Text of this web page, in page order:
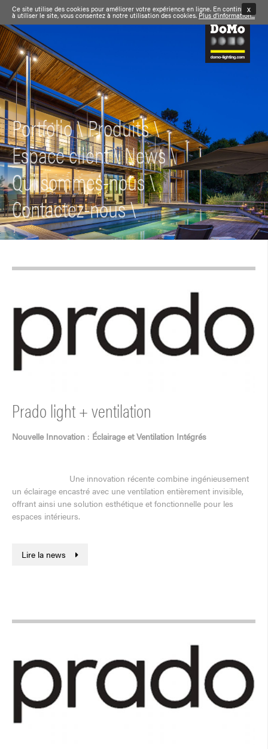
x
Ce site utilise des cookies pour améliorer votre expérience en ligne. En continuant
à utiliser le site, vous consentez à notre utilisation des cookies. Plus d'information...
Portfolio\Produits\
Espace client\News\
Qui sommes-nous\
Contactez-nous\
Prado light + ventilation
Nouvelle Innovation : Éclairage et Ventilation Intégrés
Une innovation récente combine ingénieusement
un éclairage encastré avec une ventilation entièrement invisible,
offrant ainsi une solution esthétique et fonctionnelle pour les
espaces intérieurs.
Lire la news